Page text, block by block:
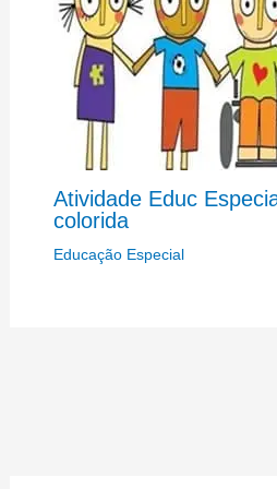
Atividade Educ
colorida
Educação Especial